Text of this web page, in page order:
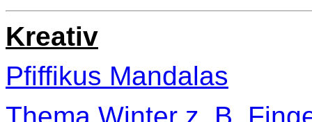
Kreativ
Pfiffikus Mandalas
Thema Winter z. B.